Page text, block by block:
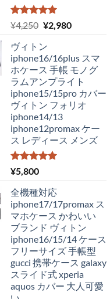
5段階中
5.00
の評価
¥4,250 元
価
格
は
¥4,250
で
し
た。
¥2,980現
価
格
は
¥2,980
で
す。
ヴィトン
iphone16/16plus スマ
ホケース 手帳 モノグ
ラムアンプライト
iphone15/15pro カバー
ヴィトン フォリオ
iphone14/13
iphone12promax ケー
ス レディース メンズ
5段階中
5.00
¥5,800
全機種対応
iphone17/17promax ス
マホケース かわいい
ブランド ヴィトン
iphone16/15/14 ケース
フリーサイズ 手帳型
gucci 携帯ケース galaxy
スライド式 xperia
aquos カバー 大人可愛